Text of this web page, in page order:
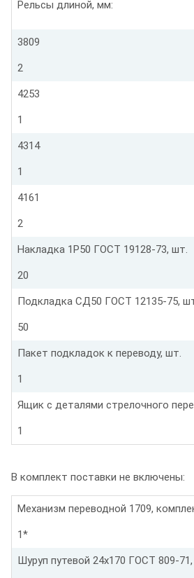
Рельсы длиной, мм:
3809
2
4253
1
4314
1
4161
2
Накладка 1Р50 ГОСТ 19128-73, шт.
20
Подкладка СД50 ГОСТ 12135-75,
50
Пакет подкладок к переводу, шт.
1
Ящик с деталями стрелочного
1
В комплект поставки не включены:
Механизм переводной 1709,
1*
Шуруп путевой 24х170 ГОСТ 809-